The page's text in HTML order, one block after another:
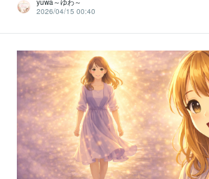
yuwa～ゆわ～
2026/04/15 00:40